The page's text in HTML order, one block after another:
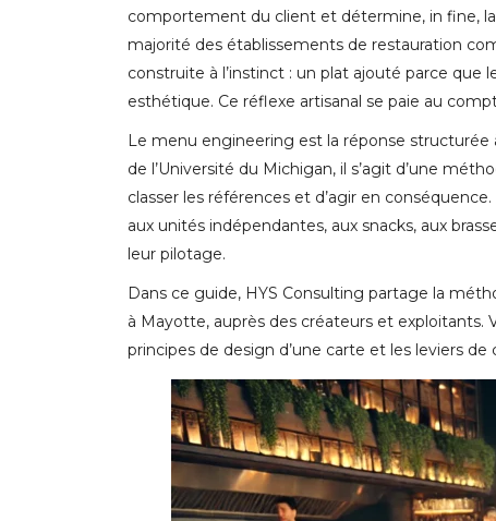
comportement du client et détermine, in fine,
majorité des établissements de restauration
construite à l’instinct : un plat ajouté parce que
esthétique. Ce réflexe artisanal se paie au
Le menu engineering est la réponse structurée
de l’Université du Michigan, il s’agit d’une
classer les références et d’agir en
aux unités indépendantes, aux snacks, aux
leur pilotage.
Dans ce guide, HYS Consulting partage la
à Mayotte, auprès des créateurs et exploitants.
principes de design d’une carte et les leviers